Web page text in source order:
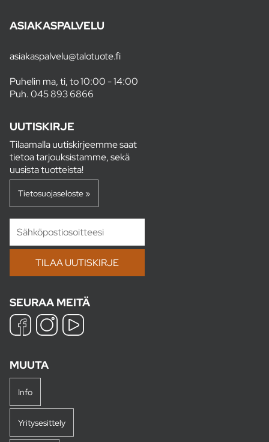
ASIAKASPALVELU
asiakaspalvelu@talotuote.fi
Puhelin ma, ti, to 10:00 - 14:00
Puh.045 893 6866
UUTISKIRJE
Tilaamalla uutiskirjeemme saat
tietoa tarjouksistamme, sekä
uusista tuotteista!
Tietosuojaseloste »
SEURAA MEITÄ
MUUTA
Info
Yritysesittely